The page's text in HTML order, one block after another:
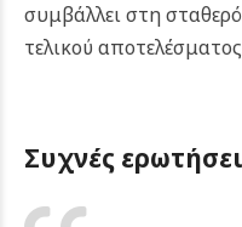
συμβάλλει στη
τελικού
Συχνές